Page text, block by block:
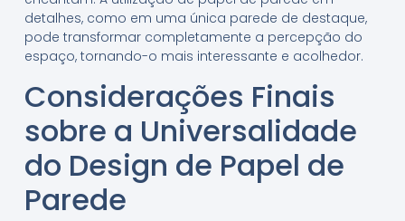
detalhes, como em uma única parede de destaque,
pode transformar completamente a percepção do
espaço, tornando-o mais interessante e acolhedor.
Considerações Finais
sobre a Universalidade
do Design de Papel de
Parede